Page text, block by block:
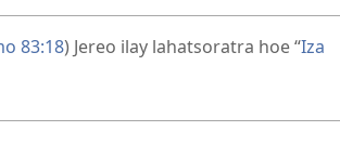
83:18) Jereo ilay lahatsoratra hoe “Iza